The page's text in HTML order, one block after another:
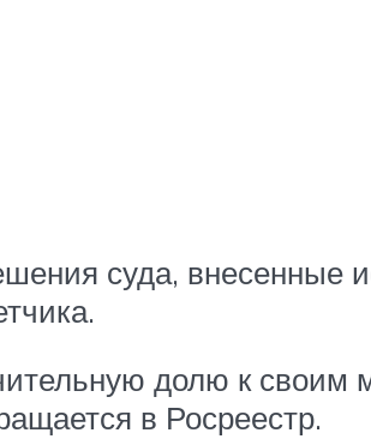
суда, внесенные
долю к
в Росреестр.